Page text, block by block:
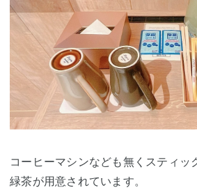
コーヒーマシンなども無くスティッ
緑茶が用意されています。